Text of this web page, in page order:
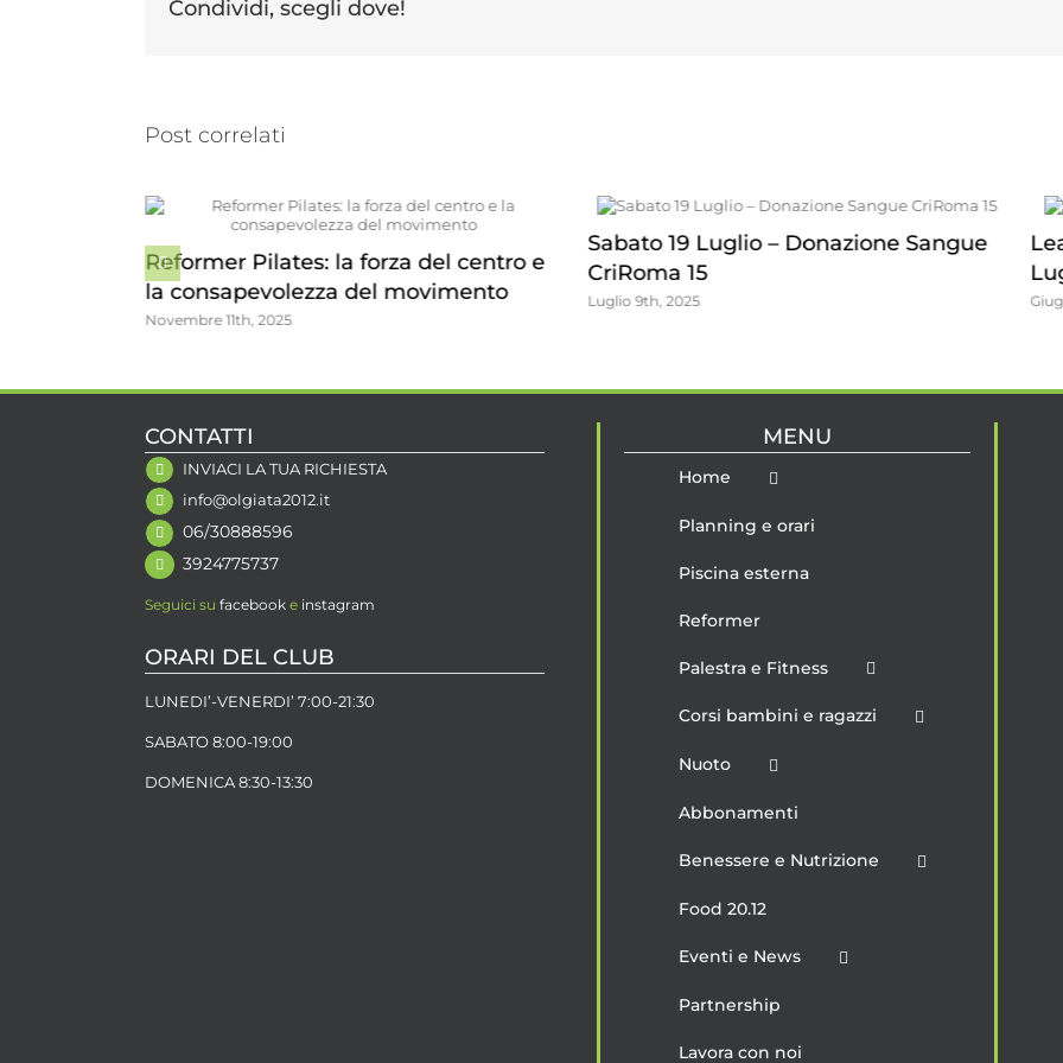
Condividi, scegli dove!
Post correlati
Sabato 19 Luglio – Donazione Sangue
CriRoma 15
Luglio 9th, 2025
Leana canta Mina – Cena concerto 4
Luglio 2025
Giugno 16th, 2025
CONTATTI
INVIACI LA TUA RICHIESTA
info@olgiata2012.it
06/30888596
3924775737
Seguici su facebooke instagram
ORARI DEL CLUB
LUNEDI’-VENERDI’ 7:00-21:30
SABATO 8:00-19:00
DOMENICA 8:30-13:30
MENU
Home
Planning e orari
Piscina esterna
Reformer
Palestra e Fitness
Corsi bambini e ragazzi
Nuoto
Abbonamenti
Benessere e Nutrizione
Food 20.12
Eventi e News
Partnership
Lavora con noi